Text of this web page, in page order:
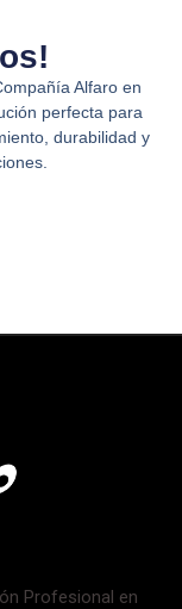
Alfaro en
perfecta para
durabilidad y
Profesional en